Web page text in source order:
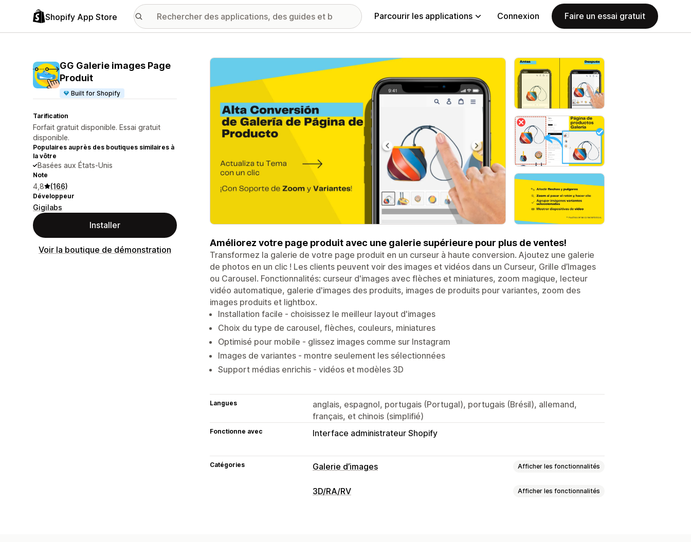
Shopify App Store Parcourir les applications Connexion Faire un essai gratuit
GG Galerie images Page
Produit
Built for Shopify
Tarification
Forfait gratuit disponible. Essai gratuit
disponible.
Populaires auprès des boutiques similaires à
la vôtre
Basées aux États-Unis
Note
4,8 (166)
Développeur
Gigilabs
Installer
Voir la boutique de démonstration
Galerie d’images vedette
Améliorez votre page produit avec une galerie supérieure pour plus de ventes!
Transformez la galerie de votre page produit en un curseur à haute conversion. Ajoutez une galerie
de photos en un clic ! Les clients peuvent voir des images et vidéos dans un Curseur, Grille d’Images
ou Carousel. Fonctionnalités: curseur d'images avec flèches et miniatures, zoom magique, lecteur
vidéo automatique, galerie d'images des produits, images de produits pour variantes, zoom des
images produits et lightbox.
Installation facile - choisissez le meilleur layout d'images
Choix du type de carousel, flèches, couleurs, miniatures
Optimisé pour mobile - glissez images comme sur Instagram
Images de variantes - montre seulement les sélectionnées
Support médias enrichis - vidéos et modèles 3D
Langues
anglais, espagnol, portugais (Portugal), portugais (Brésil), allemand,
français, et chinois (simplifié)
Fonctionne avec Interface administrateur Shopify
Catégories Galerie d’images Afficher les fonctionnalités
Types de galeries
3D/RA/RV Afficher les fonctionnalités